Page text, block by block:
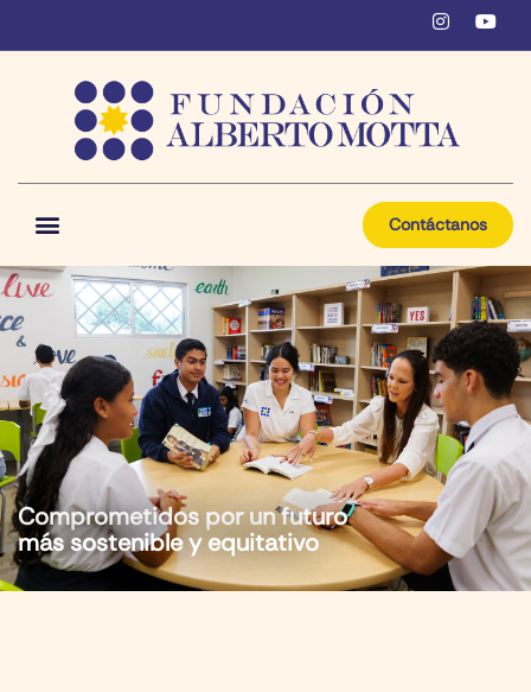
Contáctanos
Comprometidos por un futuro
más sostenible y equitativo